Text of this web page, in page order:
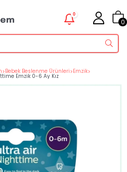
0
0
>Bebek Beslenme Ürünleri>Emzik>
Emzik 0-6 Ay Kız